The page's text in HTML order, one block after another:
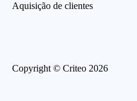
Aquisição de clientes
Copyright © Criteo 2026